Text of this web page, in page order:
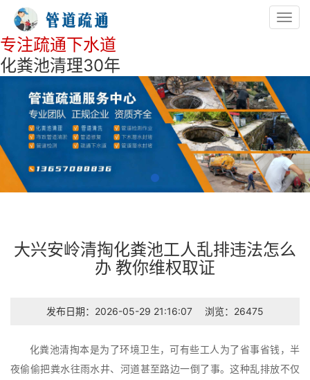
专注疏通下水道
化粪池清理30年
大兴安岭清掏化粪池工人乱排违法怎么
办 教你维权取证
发布日期：2026-05-29 21:16:07 浏览：26475
化粪池清掏本是为了环境卫生，可有些工人为了省事省钱，半
夜偷偷把粪水往雨水井、河道甚至路边一倒了事。这种乱排放不仅